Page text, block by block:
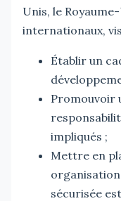
Unis, le
internationaux,
Établir un
Promouvoir
impliqués ;
Mettre en
sécurisée